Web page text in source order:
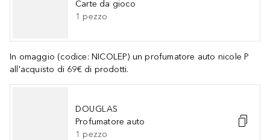
Carte da gioco
1 pezzo
In omaggio (codice: NICOLEP) un profumatore auto nicole P
all'acquisto di 69€ di prodotti.
DOUGLAS
Profumatore auto
1 pezzo